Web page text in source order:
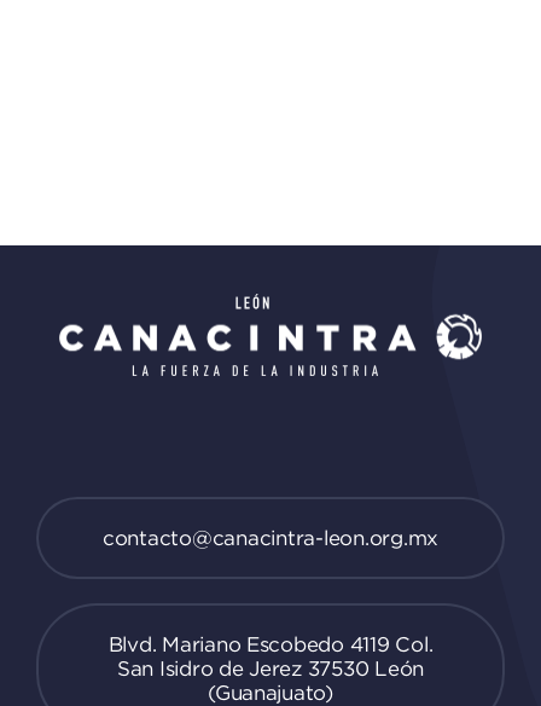
contacto@canacintra-leon.org.mx
Blvd. Mariano Escobedo 4119 Col.
San Isidro de Jerez 37530 León
(Guanajuato)